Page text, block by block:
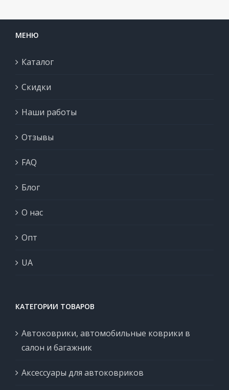
МЕНЮ
Каталог
Скидки
Наши работы
Отзывы
FAQ
Блог
О нас
Опт
UA
КАТЕГОРИИ ТОВАРОВ
Автоковрики, автомобильные коврики в
салон и багажник
Аксессуары для автоковриков